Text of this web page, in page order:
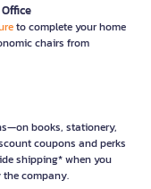
to complete your home
chairs from
books, stationery,
coupons and perks
shipping* when you
the company.